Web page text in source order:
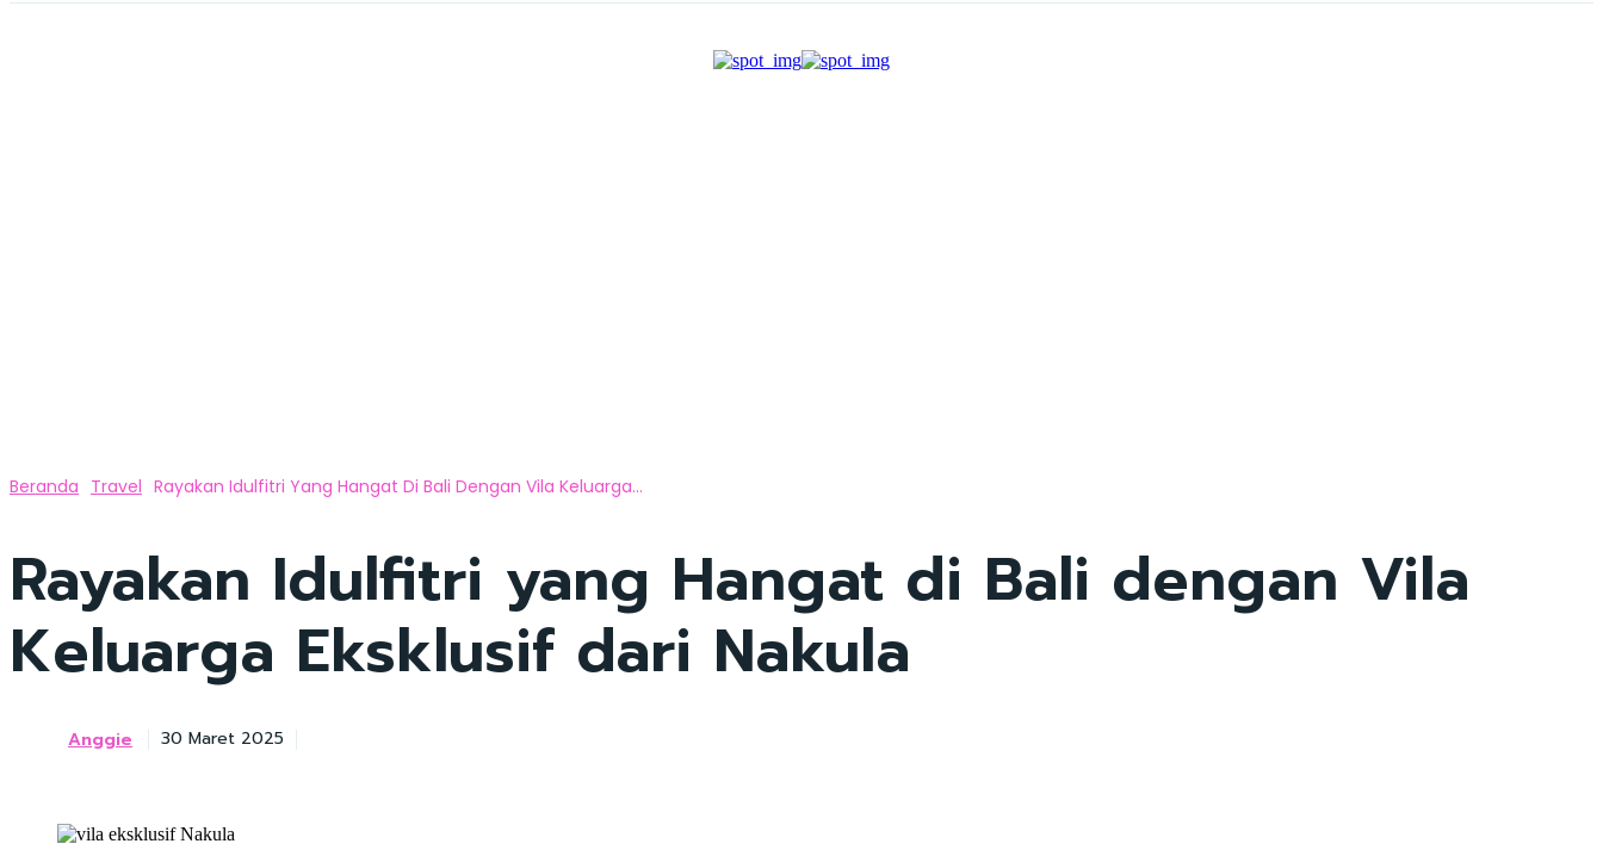
Beranda Travel Rayakan Idulfitri Yang Hangat Di Bali Dengan Vila Keluarga...
Rayakan Idulfitri yang Hangat di Bali dengan Vila
Keluarga Eksklusif dari Nakula
Anggie 30 Maret 2025